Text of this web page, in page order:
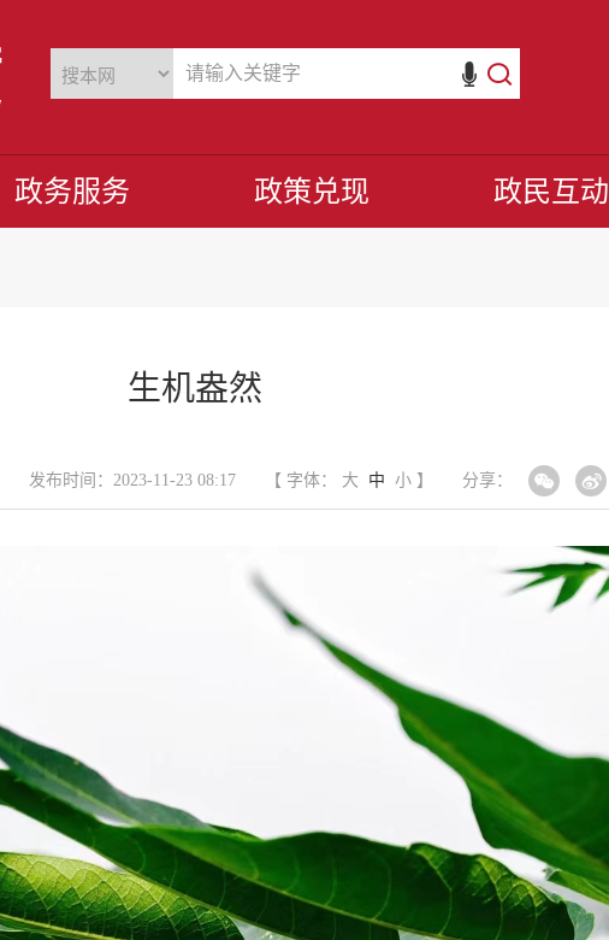
政务服务 政策兑现 政民互动
生机盎然
发布时间：2023-11-23 08:17 【 字体： 大 中 小】 分享：